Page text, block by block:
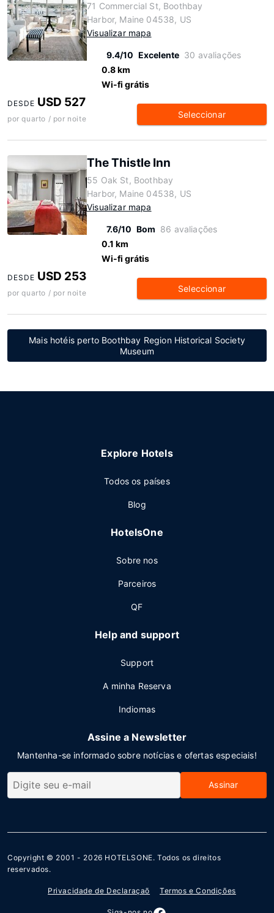
71 Commercial St, Boothbay
Harbor, Maine 04538, US
Visualizar mapa
9.4/10 Excelente 30 avaliações
0.8 km
Wi-fi grátis
DESDE USD 527
por quarto / por noite Seleccionar
The Thistle Inn
55 Oak St, Boothbay
Harbor, Maine 04538, US
Visualizar mapa
7.6/10 Bom 86 avaliações
0.1 km
Wi-fi grátis
DESDE USD 253
por quarto / por noite Seleccionar
Mais hotéis perto Boothbay Region Historical Society
Museum
Explore Hotels
Todos os países
Blog
HotelsOne
Sobre nos
Parceiros
QF
Help and support
Support
A minha Reserva
Indiomas
Assine a Newsletter
Mantenha-se informado sobre notícias e ofertas especiais!
Assinar
Copyright © 2001 - 2026 HOTELSONE. Todos os direitos
reservados.
Privacidade de Declaraçaõ Termos e Condições